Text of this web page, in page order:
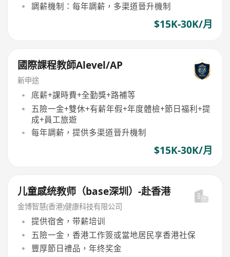
調薪機制：每年調薪，多渠道晉升機制
$15K-30K/月
國際課程教師Alevel/AP
新申途
底薪+課時費+全勤獎+路補等
五險一金+雙休+有薪年假+年度體檢+節日福利+提
成+員工旅遊
每年調薪，提供多渠道晉升機制
$15K-30K/月
儿童感统教师（base深圳）-赴香港
金博智慧(香港)健康科技有限公司
提供宿舍，带薪培训
五險一金，香港工作簽或當地居民享香港社保
豐厚節日禮品，年终奖金